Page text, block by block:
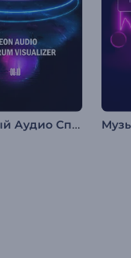
Неоновый Аудио Спектрум Визуализатор